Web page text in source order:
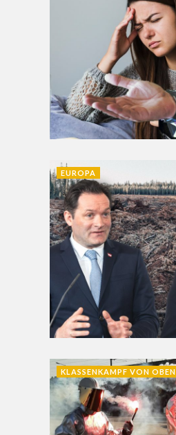
EUROPA
KLASSENKAMPF VON OBEN